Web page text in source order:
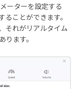
ーターを設定する
ことができます。
それがリアルタイム
ます。